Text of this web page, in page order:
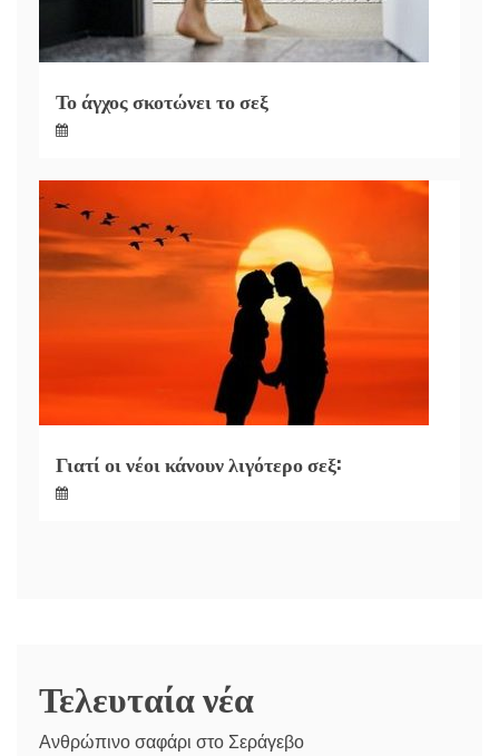
Το άγχος σκοτώνει το σεξ
Γιατί οι νέοι κάνουν λιγότερο σεξ:
Τελευταία νέα
Ανθρώπινο σαφάρι στο Σεράγεβο